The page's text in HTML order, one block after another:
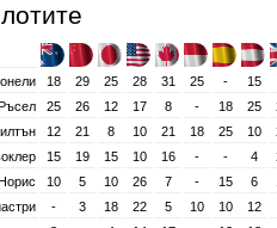
18 29 25 28 31 25 -
15
25 26 12 17 8 - 18 25
12 21 8 10 21 18 25 10
15 19 15 10 16 - - 4
10 5 10 26 7 - 15 6
- 3 18 22 5 10 10
12